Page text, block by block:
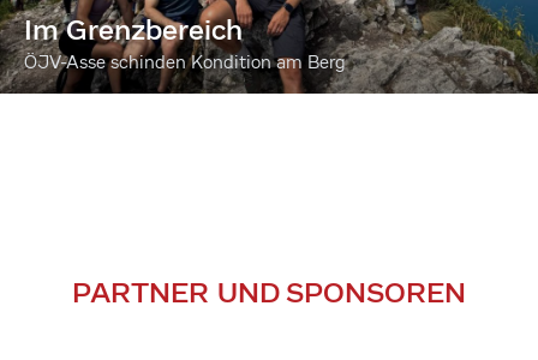
Im Grenzbereich
ÖJV-Asse schinden Kondition am Berg
PARTNER UND SPONSOREN